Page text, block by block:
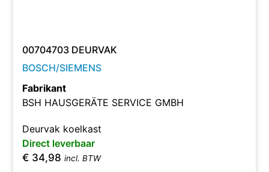
00704703 DEURVAK
BOSCH/SIEMENS
Fabrikant
BSH HAUSGERÄTE SERVICE GMBH
Deurvak koelkast
Direct leverbaar
€ 34,98 incl. BTW